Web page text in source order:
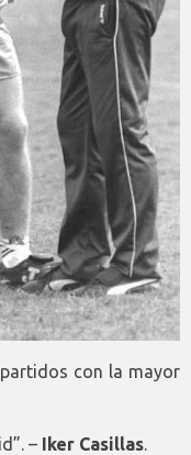
con la mayor
– Iker Casillas.